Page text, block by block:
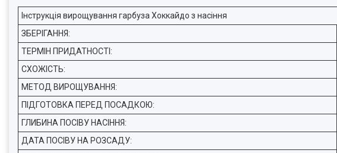
Інструкція вирощування гарбуза Хоккайдо з насіння
ЗБЕРІГАННЯ:
ТЕРМІН ПРИДАТНОСТІ:
СХОЖІСТЬ:
МЕТОД ВИРОЩУВАННЯ:
ПІДГОТОВКА ПЕРЕД ПОСАДКОЮ:
ГЛИБИНА ПОСІВУ НАСІННЯ:
ДАТА ПОСІВУ НА РОЗСАДУ: